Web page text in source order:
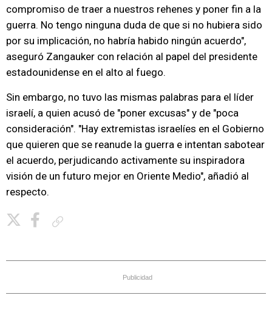
compromiso de traer a nuestros rehenes y poner fin a la
guerra. No tengo ninguna duda de que si no hubiera sido
por su implicación, no habría habido ningún acuerdo",
aseguró Zangauker con relación al papel del presidente
estadounidense en el alto al fuego.
Sin embargo, no tuvo las mismas palabras para el líder
israelí, a quien acusó de "poner excusas" y de "poca
consideración". "Hay extremistas israelíes en el Gobierno
que quieren que se reanude la guerra e intentan sabotear
el acuerdo, perjudicando activamente su inspiradora
visión de un futuro mejor en Oriente Medio", añadió al
respecto.
Publicidad